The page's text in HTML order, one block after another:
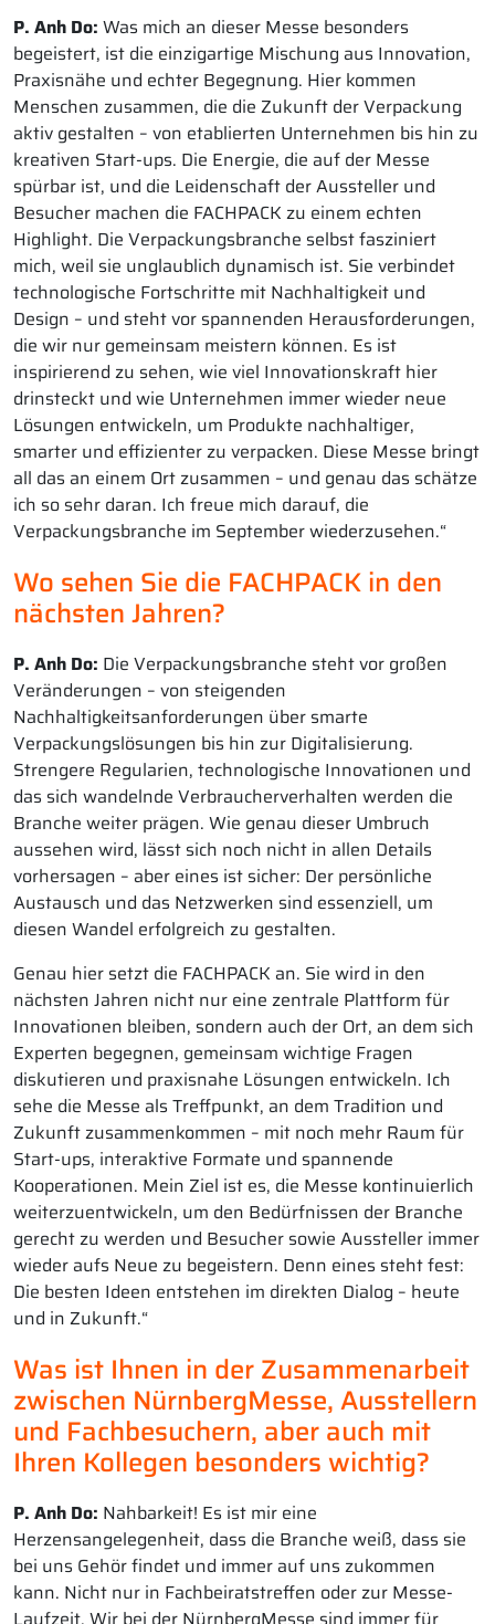
P. Anh Do: Was mich an dieser Messe besonders
begeistert, ist die einzigartige Mischung aus Innovation,
Praxisnähe und echter Begegnung. Hier kommen
Menschen zusammen, die die Zukunft der Verpackung
aktiv gestalten – von etablierten Unternehmen bis hin zu
kreativen Start-ups. Die Energie, die auf der Messe
spürbar ist, und die Leidenschaft der Aussteller und
Besucher machen die FACHPACK zu einem echten
Highlight. Die Verpackungsbranche selbst fasziniert
mich, weil sie unglaublich dynamisch ist. Sie verbindet
technologische Fortschritte mit Nachhaltigkeit und
Design – und steht vor spannenden Herausforderungen,
die wir nur gemeinsam meistern können. Es ist
inspirierend zu sehen, wie viel Innovationskraft hier
drinsteckt und wie Unternehmen immer wieder neue
Lösungen entwickeln, um Produkte nachhaltiger,
smarter und effizienter zu verpacken. Diese Messe bringt
all das an einem Ort zusammen – und genau das schätze
ich so sehr daran. Ich freue mich darauf, die
Verpackungsbranche im September wiederzusehen.“
Wo sehen Sie die FACHPACK in den
nächsten Jahren?
P. Anh Do: Die Verpackungsbranche steht vor großen
Veränderungen – von steigenden
Nachhaltigkeitsanforderungen über smarte
Verpackungslösungen bis hin zur Digitalisierung.
Strengere Regularien, technologische Innovationen und
das sich wandelnde Verbraucherverhalten werden die
Branche weiter prägen. Wie genau dieser Umbruch
aussehen wird, lässt sich noch nicht in allen Details
vorhersagen – aber eines ist sicher: Der persönliche
Austausch und das Netzwerken sind essenziell, um
diesen Wandel erfolgreich zu gestalten.
Genau hier setzt die FACHPACK an. Sie wird in den
nächsten Jahren nicht nur eine zentrale Plattform für
Innovationen bleiben, sondern auch der Ort, an dem sich
Experten begegnen, gemeinsam wichtige Fragen
diskutieren und praxisnahe Lösungen entwickeln. Ich
sehe die Messe als Treffpunkt, an dem Tradition und
Zukunft zusammenkommen – mit noch mehr Raum für
Start-ups, interaktive Formate und spannende
Kooperationen. Mein Ziel ist es, die Messe kontinuierlich
weiterzuentwickeln, um den Bedürfnissen der Branche
gerecht zu werden und Besucher sowie Aussteller immer
wieder aufs Neue zu begeistern. Denn eines steht fest:
Die besten Ideen entstehen im direkten Dialog – heute
und in Zukunft.“
Was ist Ihnen in der Zusammenarbeit
zwischen NürnbergMesse, Ausstellern
und Fachbesuchern, aber auch mit
Ihren Kollegen besonders wichtig?
P. Anh Do: Nahbarkeit! Es ist mir eine
Herzensangelegenheit, dass die Branche weiß, dass sie
bei uns Gehör findet und immer auf uns zukommen
kann. Nicht nur in Fachbeiratstreffen oder zur Messe-